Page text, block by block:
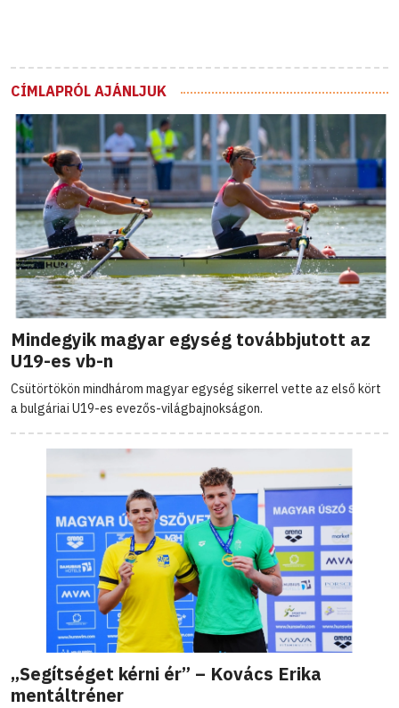
CÍMLAPRÓL AJÁNLJUK
Mindegyik magyar egység továbbjutott az
U19-es vb-n
Csütörtökön mindhárom magyar egység sikerrel vette az első kört
a bulgáriai U19-es evezős-világbajnokságon.
„Segítséget kérni ér” – Kovács Erika
mentáltréner